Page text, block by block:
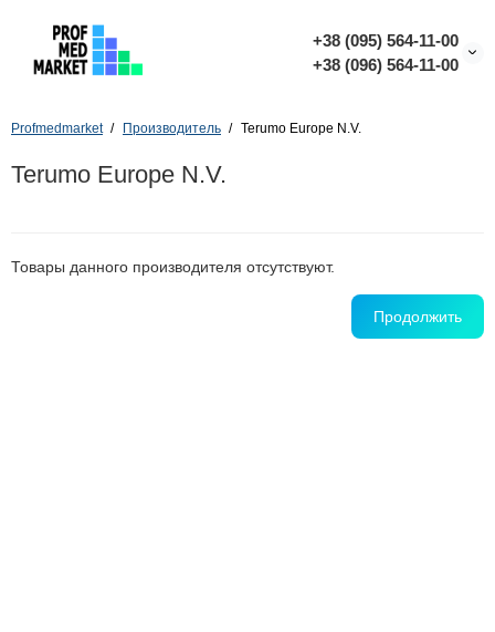
+38 (095) 564-11-00
+38 (096) 564-11-00
Profmedmarket Производитель Terumo Europe N.V.
Terumo Europe N.V.
Товары данного производителя отсутствуют.
Продолжить